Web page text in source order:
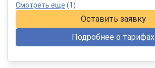
Смотреть еще (1)
Оставить заявку
Подробнее о тарифах